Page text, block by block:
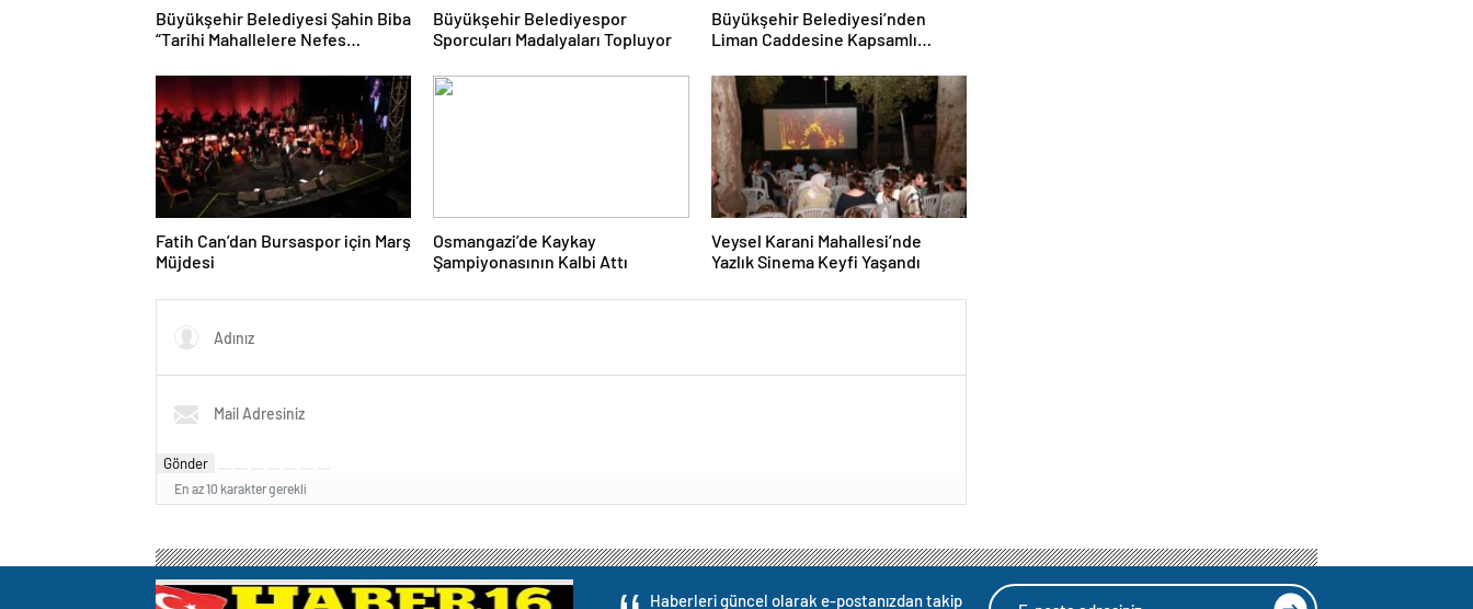
Büyükşehir Belediyesi Şahin Biba
“Tarihi Mahallelere Nefes
Büyükşehir Belediyespor
Sporcuları Madalyaları Topluyor
Büyükşehir Belediyesi’nden
Liman Caddesine Kapsamlı
Fatih Can’dan Bursaspor için Marş
Müjdesi
Osmangazi’de Kaykay
Şampiyonasının Kalbi Attı
Veysel Karani Mahallesi’nde
Yazlık Sinema Keyfi Yaşandı
Gönder
En az 10 karakter gerekli
Haberleri güncel olarak e-postanızdan takip